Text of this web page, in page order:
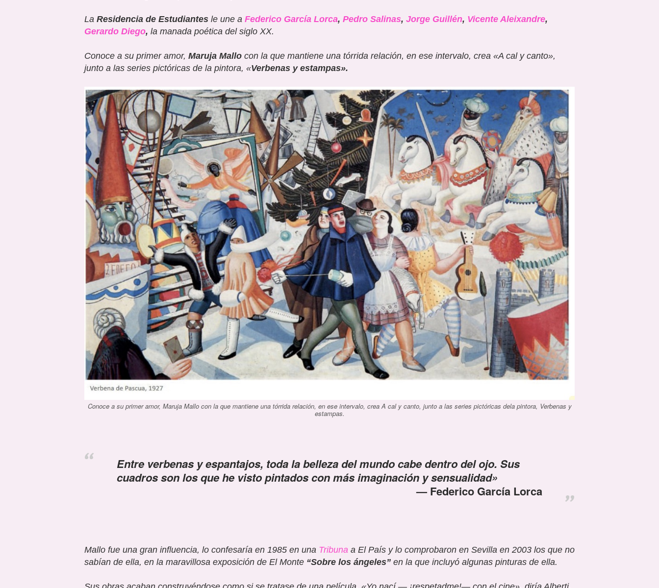
La Residencia de Estudiantes le une a Federico García Lorca, Pedro Salinas, Jorge Guillén, Vicente Aleixandre,
Gerardo Diego, la manada poética del siglo XX.
Conoce a su primer amor, Maruja Mallo con la que mantiene una tórrida relación, en ese intervalo, crea «A cal y canto»,
junto a las series pictóricas de la pintora, «Verbenas y estampas».
Conoce a su primer amor, Maruja Mallo con la que mantiene una tórrida relación, en ese intervalo, crea A cal y canto, junto a las series pictóricas dela pintora, Verbenas y
estampas.
Entre verbenas y espantajos, toda la belleza del mundo cabe dentro del ojo. Sus
cuadros son los que he visto pintados con más imaginación y sensualidad»
Federico García Lorca
Mallo fue una gran influencia, lo confesaría en 1985 en una Tribuna a El País y lo comprobaron en Sevilla en 2003 los que no
sabían de ella, en la maravillosa exposición de El Monte “Sobre los ángeles” en la que incluyó algunas pinturas de ella.